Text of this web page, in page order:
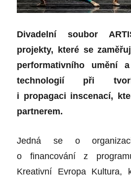
Divadelní soubor
projekty, které se
performativního umění
technologií při
i propagaci inscenací,
partnerem.
Jedná se o
o financování z
Kreativní Evropa Kultura,